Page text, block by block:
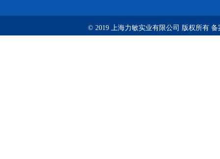
© 2019 上海力敏实业有限公司 版权所有 备